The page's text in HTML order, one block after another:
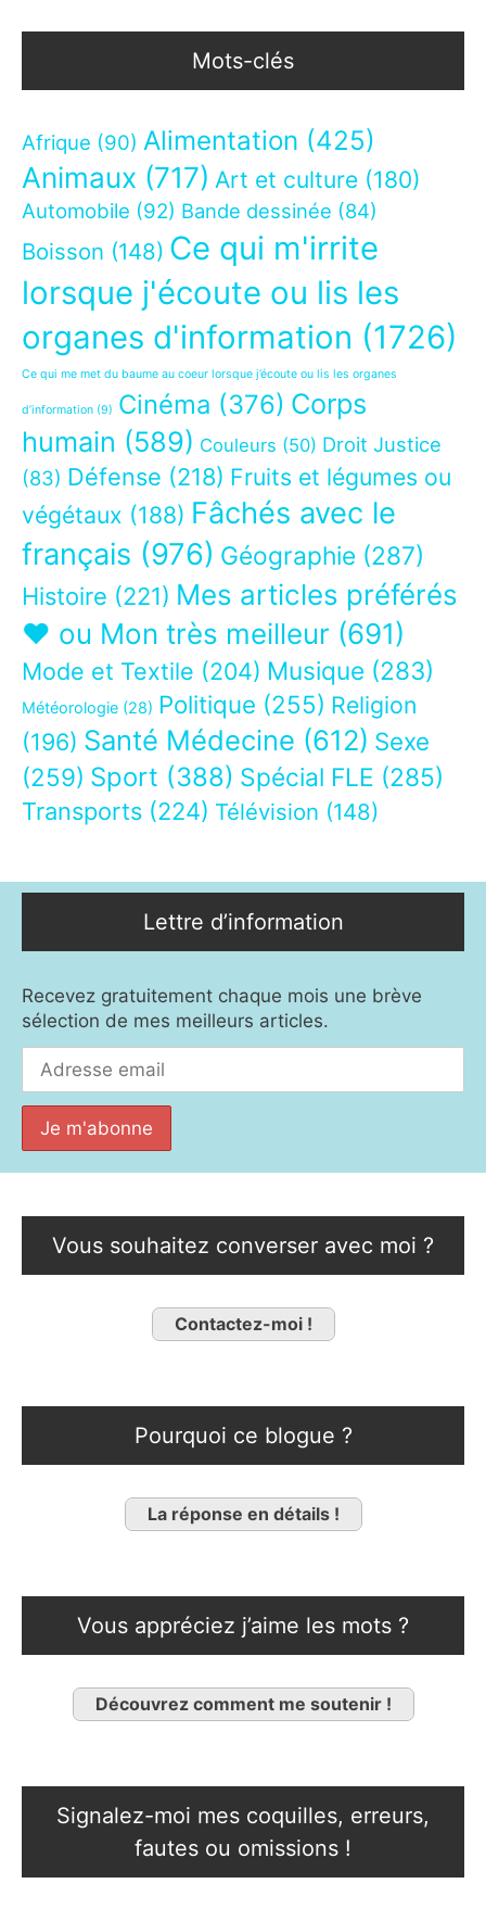
Mots-clés
Afrique (90) Alimentation (425)
Animaux (717) Art et culture (180)
Automobile (92) Bande dessinée (84)
Boisson (148) Ce qui m'irrite
lorsque j'écoute ou lis les
organes d'information (1726)
Ce qui me met du baume au coeur lorsque j’écoute ou lis les organes
d’information (9) Cinéma (376) Corps
humain (589) Couleurs (50) Droit Justice
(83) Défense (218) Fruits et légumes ou
végétaux (188) Fâchés avec le
français (976) Géographie (287)
Histoire (221) Mes articles préférés
❤ ou Mon très meilleur (691)
Mode et Textile (204) Musique (283)
Météorologie (28) Politique (255) Religion
(196) Santé Médecine (612) Sexe
(259) Sport (388) Spécial FLE (285)
Transports (224) Télévision (148)
Lettre d’information
Recevez gratuitement chaque mois une brève
sélection de mes meilleurs articles.
Vous souhaitez converser avec moi ?
Contactez-moi !
Pourquoi ce blogue ?
La réponse en détails !
Vous appréciez j’aime les mots ?
Découvrez comment me soutenir !
Signalez-moi mes coquilles, erreurs,
fautes ou omissions !